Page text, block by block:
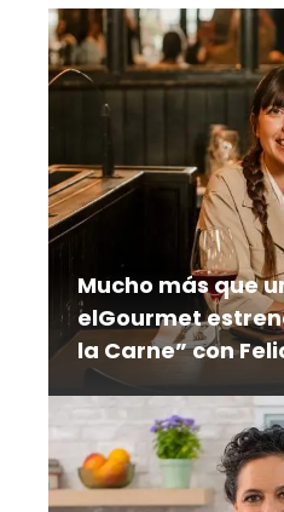
Mucho más que
elGourmet
la Carne” con
Frigoríficos,
puestos al paso
itinerario de una
camino de la carne
hasta el plato